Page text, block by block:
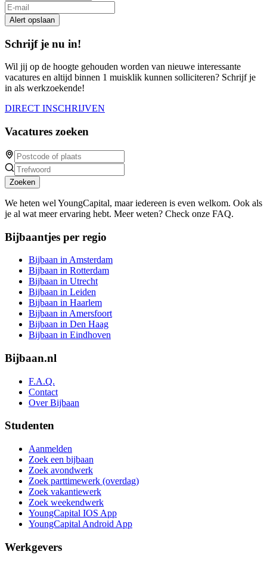
Alert opslaan
Schrijf je nu in!
Wil jij op de hoogte gehouden worden van nieuwe interessante
vacatures en altijd binnen 1 muisklik kunnen solliciteren? Schrijf je
in als werkzoekende!
DIRECT INSCHRIJVEN
Vacatures zoeken
Zoeken
We heten wel YoungCapital, maar iedereen is even welkom. Ook als
je al wat meer ervaring hebt. Meer weten? Check onze FAQ.
Bijbaantjes per regio
Bijbaan in Amsterdam
Bijbaan in Rotterdam
Bijbaan in Utrecht
Bijbaan in Leiden
Bijbaan in Haarlem
Bijbaan in Amersfoort
Bijbaan in Den Haag
Bijbaan in Eindhoven
Bijbaan.nl
F.A.Q.
Contact
Over Bijbaan
Studenten
Aanmelden
Zoek een bijbaan
Zoek avondwerk
Zoek parttimewerk (overdag)
Zoek vakantiewerk
Zoek weekendwerk
YoungCapital IOS App
YoungCapital Android App
Werkgevers